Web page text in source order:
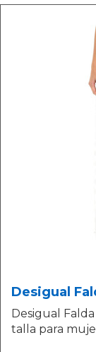
Desigual
Desigual
talla para